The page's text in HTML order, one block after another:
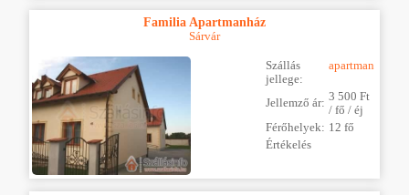
Familia Apartmanház
Sárvár
Szállás
jellege:
apartman
Jellemző ár: 3 500 Ft
/ fő / éj
Férőhelyek: 12 fő
Értékelés